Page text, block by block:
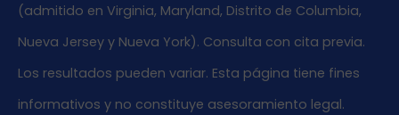
(admitido en Virginia, Maryland, Distrito de Columbia,
Nueva Jersey y Nueva York). Consulta con cita previa.
Los resultados pueden variar. Esta página tiene fines
informativos y no constituye asesoramiento legal.